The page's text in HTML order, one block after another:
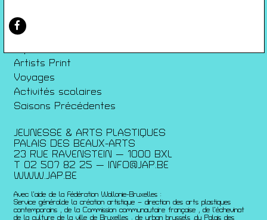
Rencontres
Architecture + Film
Artists Print
Voyages
Activités scolaires
Saisons Précédentes
JEUNESSE & ARTS PLASTIQUES
PALAIS DES BEAUX-ARTS
23 RUE RAVENSTEIN — 1000 BXL
T 02 507 82 25 —
INFO@JAP.BE
WWW.JAP.BE
Avec l’aide de la Fédération Wallonie-Bruxelles :
Service généralde la création artistique – direction des arts plastiques
contemporains ; de la Commission communautaire française ; de l’échevinat
de la culture de la ville de Bruxelles ; de urban brussels ;du Palais des